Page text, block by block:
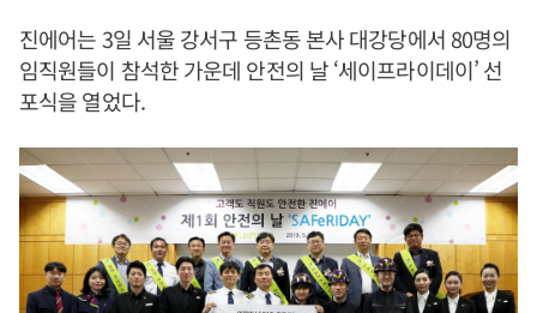
진에어는 3일 서울 강서구 등촌동 본사 대강당에서 80명의
임직원들이 참석한 가운데 안전의 날 ‘세이프라이데이’ 선
포식을 열었다.